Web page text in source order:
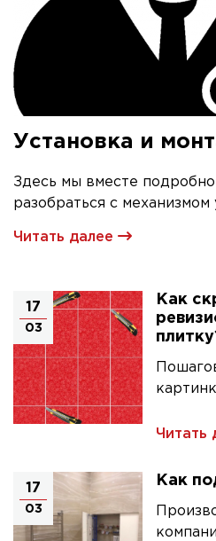
Установка и
Здесь мы вместе
разобраться с
Читать далее
17
03
Как
Читать
17
03
Как